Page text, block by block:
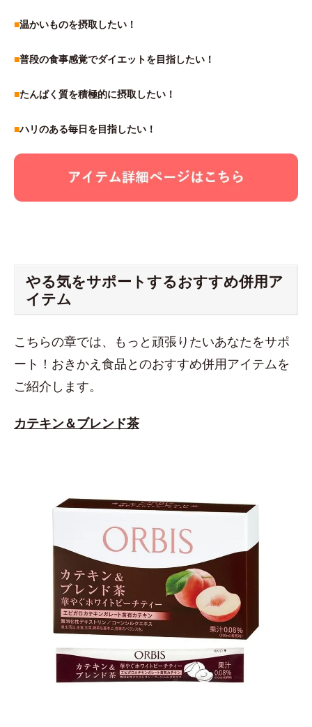
■温かいものを摂取したい！
■普段の食事感覚でダイエットを目指したい！
■たんぱく質を積極的に摂取したい！
■ハリのある毎日を目指したい！
やる気をサポートするおすすめ併用ア
イテム
こちらの章では、もっと頑張りたいあなたをサポ
ート！おきかえ食品とのおすすめ併用アイテムを
ご紹介します。
カテキン＆ブレンド茶